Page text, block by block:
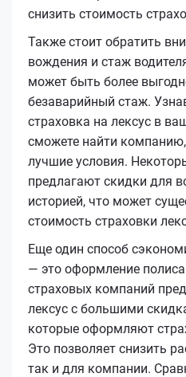
снизить стоимость
Также стоит обратить
вождения и стаж
может быть более
безаварийный стаж.
страховка на лексус в
сможете найти
лучшие условия.
предлагают скидки для
историей, что может
стоимость страховки
Еще один способ
— это оформление
страховых компаний
лексус с большими
которые оформляют
Это позволяет снизить
так и для компании.